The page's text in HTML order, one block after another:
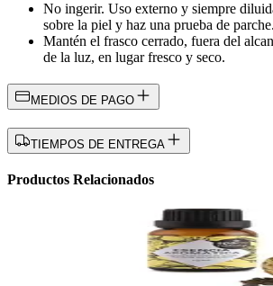
No ingerir. Uso externo y siempre
sobre la piel y haz una prueba de parche.
Mantén el frasco cerrado, fuera del
de la luz, en lugar fresco y seco.
MEDIOS DE PAGO
TIEMPOS DE ENTREGA
Productos Relacionados